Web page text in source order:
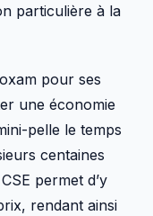
particulière à la
pour ses
une économie
pelle le temps
centaines
permet d’y
rendant ainsi